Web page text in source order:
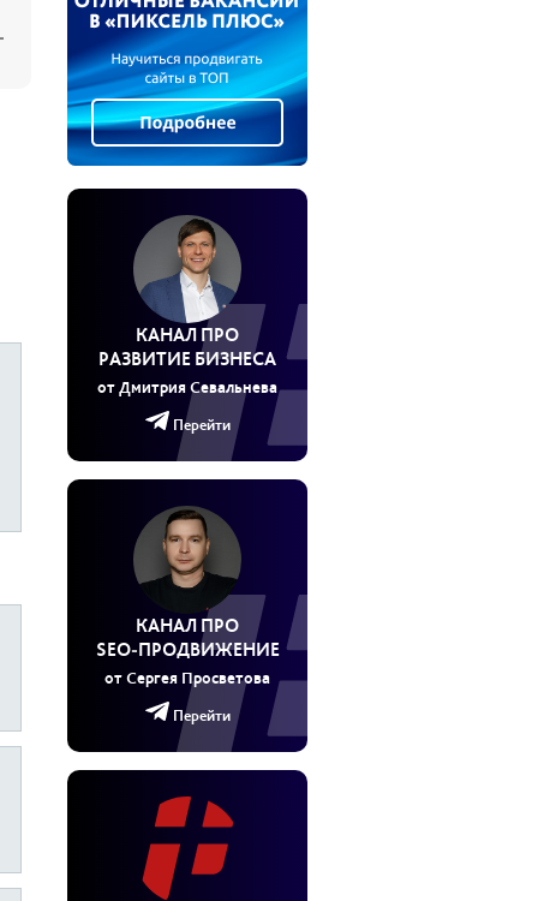
КАНАЛ ПРО
РАЗВИТИЕ БИЗНЕСА
от Дмитрия Севальнева
Перейти
КАНАЛ ПРО
SEO‑ПРОДВИЖЕНИЕ
от Сергея Просветова
Перейти